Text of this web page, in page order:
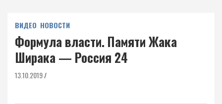
ВИДЕО НОВОСТИ
Формула власти. Памяти Жака
Ширака — Россия 24
13.10.2019